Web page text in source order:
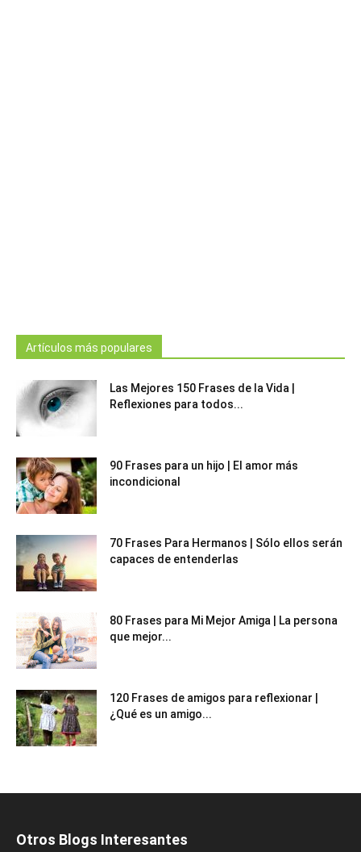
Artículos más populares
Las Mejores 150 Frases de la Vida |
Reflexiones para todos...
90 Frases para un hijo | El amor más
incondicional
70 Frases Para Hermanos | Sólo ellos serán
capaces de entenderlas
80 Frases para Mi Mejor Amiga | La persona
que mejor...
120 Frases de amigos para reflexionar |
¿Qué es un amigo...
Otros Blogs Interesantes